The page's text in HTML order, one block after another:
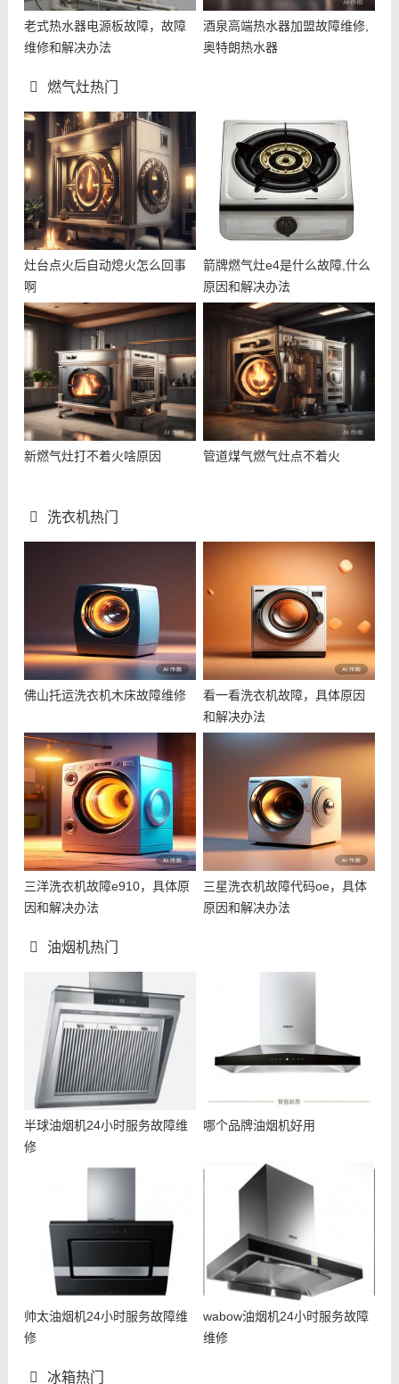
老式热水器电源板故障，故障
维修和解决办法
酒泉高端热水器加盟故障维修,
奥特朗热水器
燃气灶热门
灶台点火后自动熄火怎么回事
啊
箭牌燃气灶e4是什么故障,什么
原因和解决办法
新燃气灶打不着火啥原因 管道煤气燃气灶点不着火
洗衣机热门
佛山托运洗衣机木床故障维修
看一看洗衣机故障，具体原因
和解决办法
三洋洗衣机故障e910，具体原
因和解决办法
三星洗衣机故障代码oe，具体
原因和解决办法
油烟机热门
半球油烟机24小时服务故障维
修
哪个品牌油烟机好用
帅太油烟机24小时服务故障维
修
wabow油烟机24小时服务故障
维修
冰箱热门